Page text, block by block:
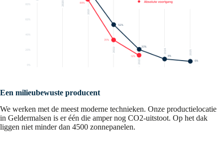
Een milieubewuste producent
We werken met de meest moderne technieken. Onze productielocatie
in Geldermalsen is er één die amper nog CO2-uitstoot. Op het dak
liggen niet minder dan 4500 zonnepanelen.